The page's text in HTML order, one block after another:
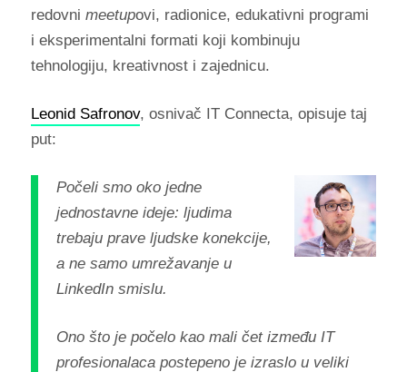
redovni meetupovi, radionice, edukativni programi
i eksperimentalni formati koji kombinuju
tehnologiju, kreativnost i zajednicu.
Leonid Safronov, osnivač IT Connecta, opisuje taj
put:
Počeli smo oko jedne
jednostavne ideje: ljudima
trebaju prave ljudske konekcije,
a ne samo umrežavanje u
LinkedIn smislu.
Ono što je počelo kao mali čet između IT
profesionalaca postepeno je izraslo u veliki